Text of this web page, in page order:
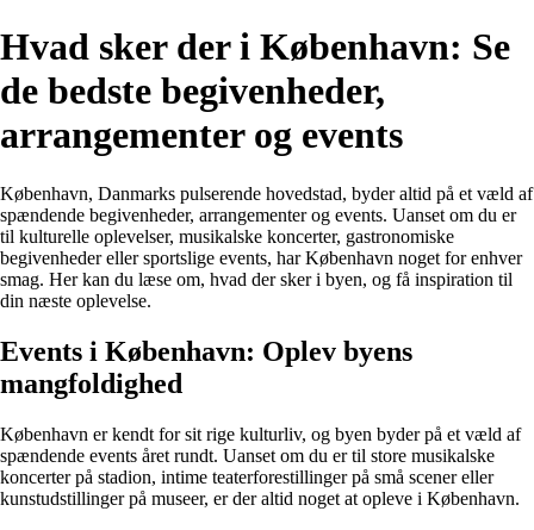
Hvad sker der i København: Se
de bedste begivenheder,
arrangementer og events
København, Danmarks pulserende hovedstad, byder altid på et væld af
spændende begivenheder, arrangementer og events. Uanset om du er
til kulturelle oplevelser, musikalske koncerter, gastronomiske
begivenheder eller sportslige events, har København noget for enhver
smag. Her kan du læse om, hvad der sker i byen, og få inspiration til
din næste oplevelse.
Events i København: Oplev byens
mangfoldighed
København er kendt for sit rige kulturliv, og byen byder på et væld af
spændende events året rundt. Uanset om du er til store musikalske
koncerter på stadion, intime teaterforestillinger på små scener eller
kunstudstillinger på museer, er der altid noget at opleve i København.